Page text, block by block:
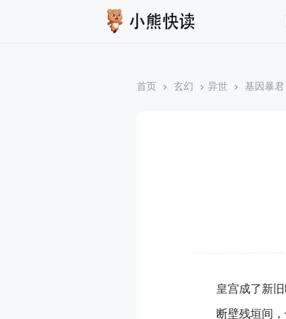
首页 玄幻 异世 基因暴君
皇宫成了新旧
断壁残垣间